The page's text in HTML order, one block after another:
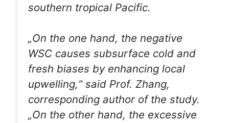
southern tropical Pacific.
„On the one hand, the negative
WSC causes subsurface cold and
fresh biases by enhancing local
upwelling,“ said Prof. Zhang,
corresponding author of the study.
„On the other hand, the excessive